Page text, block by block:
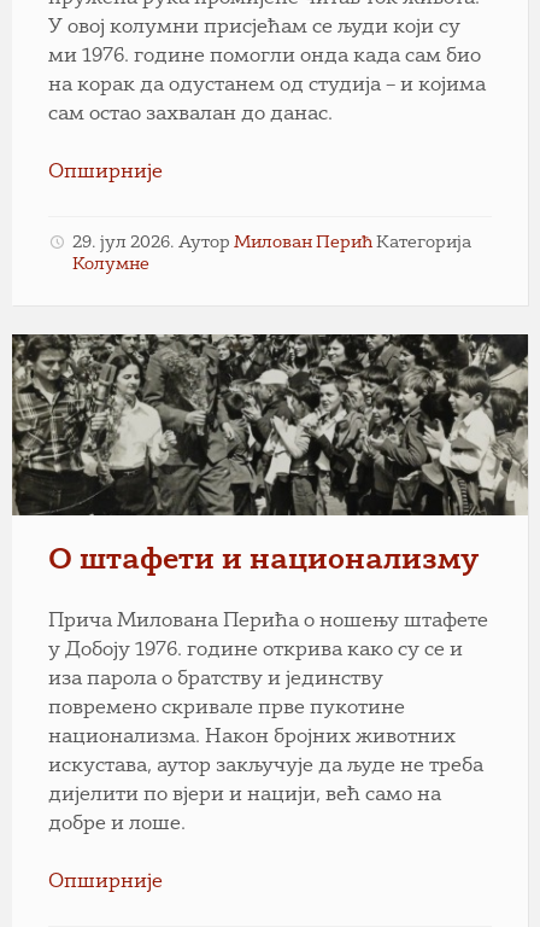
У овој колумни присјећам се људи који су
ми 1976. године помогли онда када сам био
на корак да одустанем од студија – и којима
сам остао захвалан до данас.
Опширније
29. јул 2026. Аутор Милован Перић Категорија
Колумне
Милован
Перић
(први
с
лијева)
носи
штафету
у
Добоју,
у
1976.
године.
О штафети и национализму
Прича Милована Перића о ношењу штафете
у Добоју 1976. године открива како су се и
иза парола о братству и јединству
повремено скривале прве пукотине
национализма. Након бројних животних
искустава, аутор закључује да људе не треба
дијелити по вјери и нацији, већ само на
добре и лоше.
Опширније